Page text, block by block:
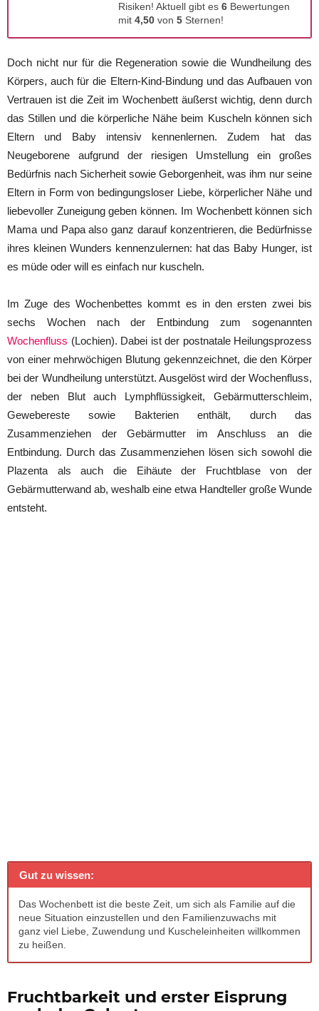
Risiken! Aktuell gibt es 6 Bewertungen
mit 4,50 von 5 Sternen!
Doch nicht nur für die Regeneration sowie die Wundheilung des
Körpers, auch für die Eltern-Kind-Bindung und das Aufbauen von
Vertrauen ist die Zeit im Wochenbett äußerst wichtig, denn durch
das Stillen und die körperliche Nähe beim Kuscheln können sich
Eltern und Baby intensiv kennenlernen. Zudem hat das
Neugeborene aufgrund der riesigen Umstellung ein großes
Bedürfnis nach Sicherheit sowie Geborgenheit, was ihm nur seine
Eltern in Form von bedingungsloser Liebe, körperlicher Nähe und
liebevoller Zuneigung geben können. Im Wochenbett können sich
Mama und Papa also ganz darauf konzentrieren, die Bedürfnisse
ihres kleinen Wunders kennenzulernen: hat das Baby Hunger, ist
es müde oder will es einfach nur kuscheln.
Im Zuge des Wochenbettes kommt es in den ersten zwei bis
sechs Wochen nach der Entbindung zum sogenannten
Wochenfluss (Lochien). Dabei ist der postnatale Heilungsprozess
von einer mehrwöchigen Blutung gekennzeichnet, die den Körper
bei der Wundheilung unterstützt. Ausgelöst wird der Wochenfluss,
der neben Blut auch Lymphflüssigkeit, Gebärmutterschleim,
Gewebereste sowie Bakterien enthält, durch das
Zusammenziehen der Gebärmutter im Anschluss an die
Entbindung. Durch das Zusammenziehen lösen sich sowohl die
Plazenta als auch die Eihäute der Fruchtblase von der
Gebärmutterwand ab, weshalb eine etwa Handteller große Wunde
entsteht.
Gut zu wissen:
Das Wochenbett ist die beste Zeit, um sich als Familie auf die
neue Situation einzustellen und den Familienzuwachs mit
ganz viel Liebe, Zuwendung und Kuscheleinheiten willkommen
zu heißen.
Fruchtbarkeit und erster Eisprung